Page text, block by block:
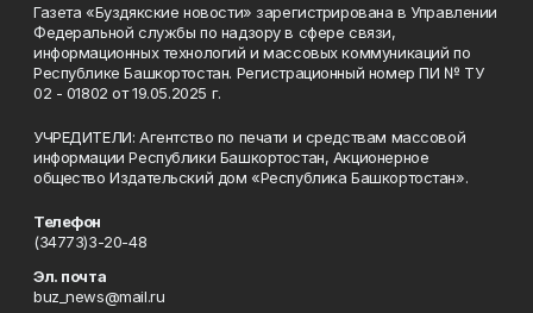
Газета «Буздякские новости» зарегистрирована в Управлении
Федеральной службы по надзору в сфере связи,
информационных технологий и массовых коммуникаций по
Республике Башкортостан. Регистрационный номер ПИ № ТУ
02 - 01802 от 19.05.2025 г.
УЧРЕДИТЕЛИ: Агентство по печати и средствам массовой
информации Республики Башкортостан, Акционерное
общество Издательский дом «Республика Башкортостан».
Телефон
(34773)3-20-48
Эл. почта
buz_news@mail.ru